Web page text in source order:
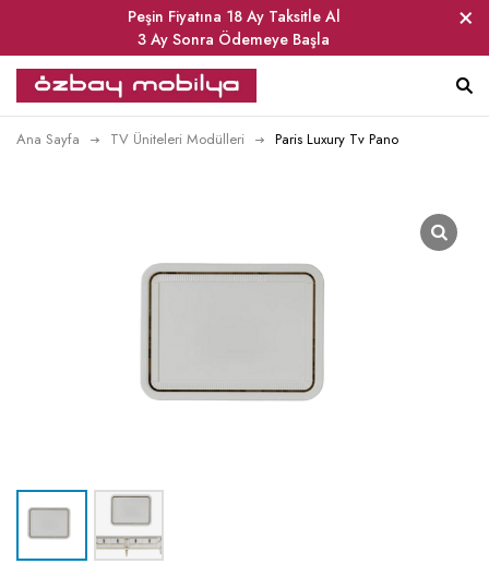
Peşin Fiyatına 18 Ay Taksitle Al
3 Ay Sonra Ödemeye Başla
Ana Sayfa TV Üniteleri Modülleri Paris Luxury Tv Pano